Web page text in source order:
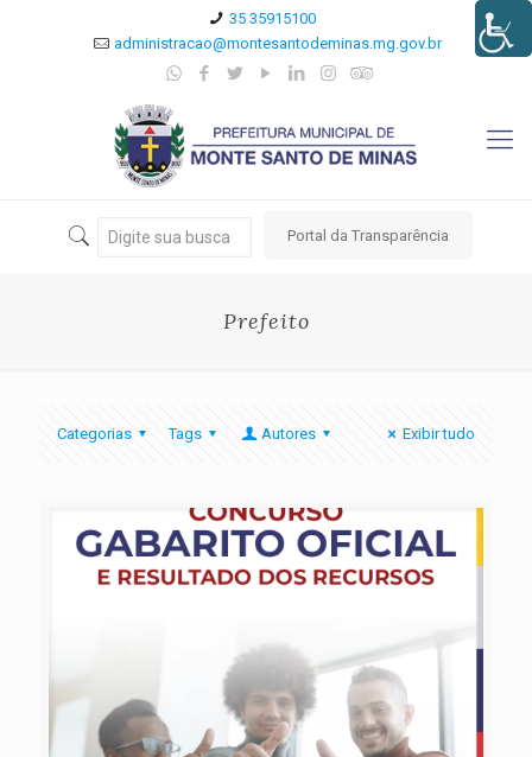
35 35915100
administracao@montesantodeminas.mg.gov.br
Portal da Transparência
Prefeito
Categorias Tags Autores Exibir tudo